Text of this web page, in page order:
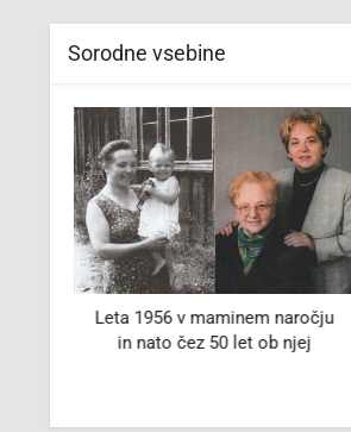
Sorodne vsebine
Leta 1956 v maminem naročju
in nato čez 50 let ob njej